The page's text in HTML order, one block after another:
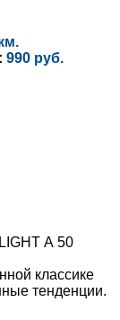
990 руб.
А 50
классике
тенденции.